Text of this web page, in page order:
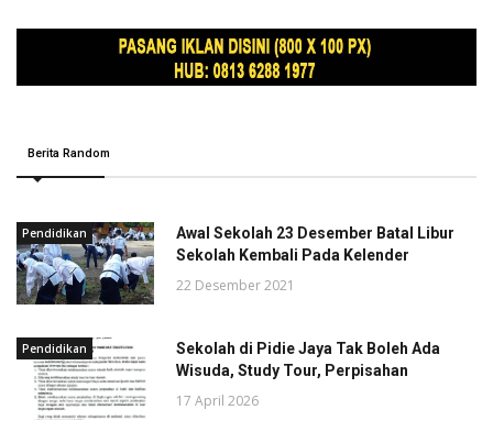
Berita Random
Pendidikan
Awal Sekolah 23 Desember Batal Libur
Sekolah Kembali Pada Kelender
22 Desember 2021
Pendidikan
Sekolah di Pidie Jaya Tak Boleh Ada
Wisuda, Study Tour, Perpisahan
17 April 2026